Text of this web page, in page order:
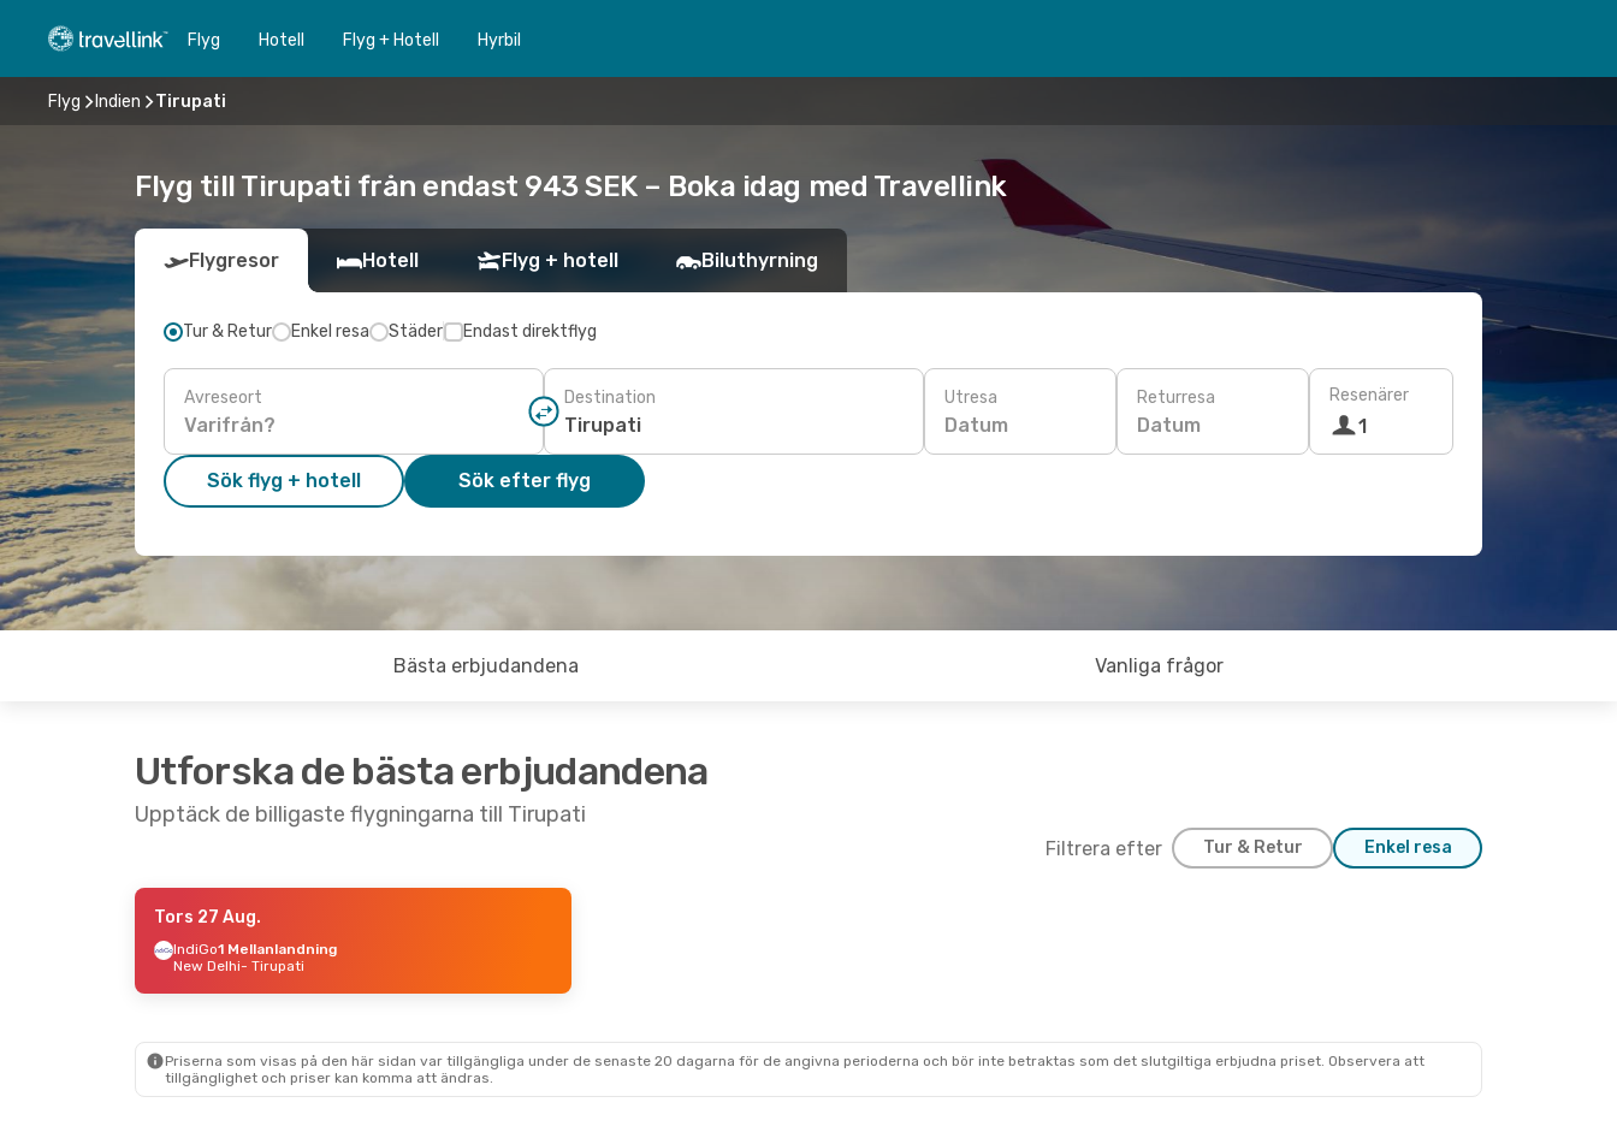
Flyg Hotell Flyg + Hotell Hyrbil
Flyg Indien Tirupati
Flyg till Tirupati från endast 943 SEK – Boka idag med Travellink
Flygresor Hotell Flyg + hotell Biluthyrning
Tur & Retur Enkel resa Städer Endast direktflyg
Avreseort Destination Utresa
Datum
Returresa
Datum
Resenärer
1
Sök flyg + hotell Sök efter flyg
Bästa erbjudandena Vanliga frågor
Utforska de bästa erbjudandena
Upptäck de billigaste flygningarna till Tirupati
Filtrera efter Tur & Retur Enkel resa
- Sön 6 Sep.
- Tirupati
- Tirupati
Tors 27 Aug.
IndiGo1 Mellanlandning
New Delhi- Tirupati
Priserna som visas på den här sidan var tillgängliga under de senaste 20 dagarna för de angivna perioderna och bör inte betraktas som det slutgiltiga erbjudna priset. Observera att
tillgänglighet och priser kan komma att ändras.